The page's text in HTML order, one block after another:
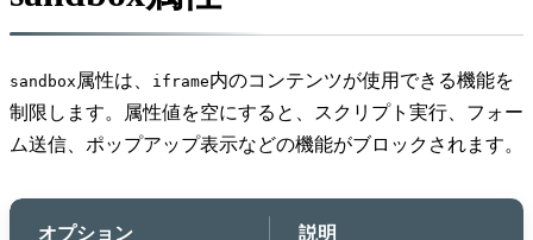
sandbox 属性は、 iframe内のコンテンツが使用できる機能を
制限します。属性値を空にすると、スクリプト実行、フォー
ム送信、ポップアップ表示などの機能がブロックされます。
オプション 説明